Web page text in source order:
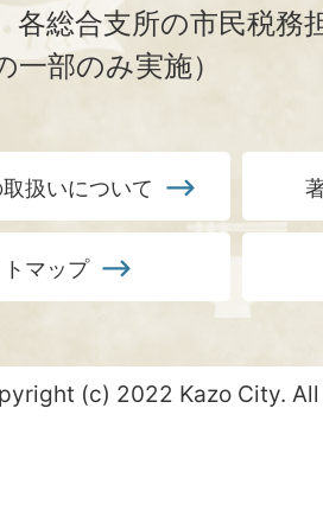
各総合支所の市民税務
一部のみ実施）
扱いについて
マップ
(c) 2022 Kazo City.